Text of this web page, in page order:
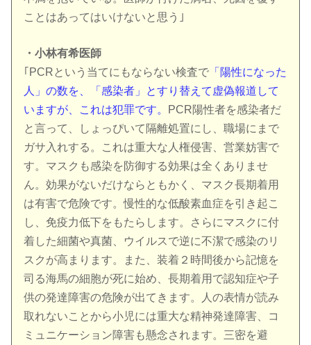
ことはあってはいけないと思う｣
・小林有希医師
｢PCRという当てにもならない検査で 「陽性になった
人」の数を、「感染者」とすり替えて虚偽報道して
いますが、これは犯罪です。
PCR陽性者を感染者だ
と言って、しょっぴいて隔離処置にし、職場にまで
ガサ入れする。これは重大な人権侵害、営業妨害で
す。マスクも感染を防御する効果は全くありませ
ん。効果がないだけならともかく、マスク長期着用
は有害で危険です。慢性的な低酸素血症を引き起こ
し、免疫力低下をもたらします。さらにマスクに付
着した細菌や真菌、ウイルスで逆に不潔で感染のリ
スクが高まります。また、装着２時間後から記憶を
司る海馬の細胞が死に始め、長期着用で認知症や子
供の発達障害の危険が出てきます。人の表情が読み
取れないことから小児には重大な精神発達障害、コ
ミュニケーション障害も懸念されます。三密を避